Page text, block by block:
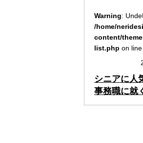
Warning:
/home/
content/
list.php on line
シニアに人
事務職に就